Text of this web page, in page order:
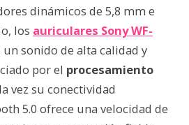
dinámicos de 5,8 mm e
los auriculares Sony WF-
sonido de alta calidad y
por el procesamiento
vez su conectividad
5.0 ofrece una velocidad de